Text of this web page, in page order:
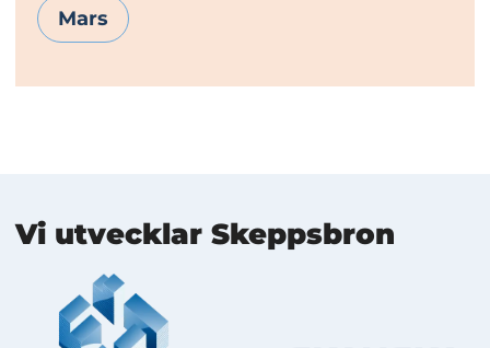
Mars
Mer information
Vi utvecklar Skeppsbron